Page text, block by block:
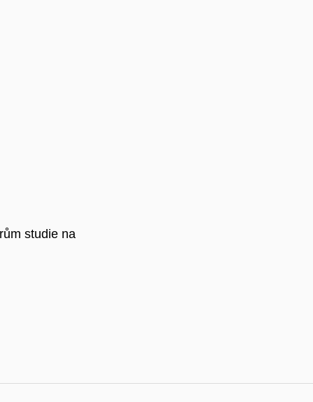
studie na